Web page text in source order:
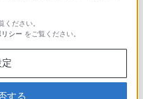
ください。
シー をご覧ください。
する